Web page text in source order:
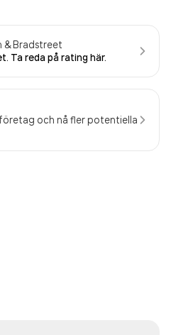
& Bradstreet
Ta reda på rating här.
och nå fler potentiella